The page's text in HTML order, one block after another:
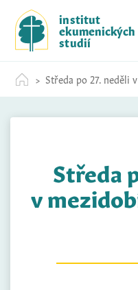
c
institut
ekumenických
studií
Středa po 27. neděli
Středa
v